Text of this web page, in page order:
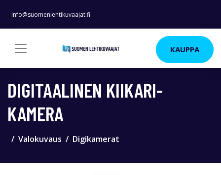
info@suomenlehtikuvaajat.fi
KAUPPA
DIGITAALINEN KIIKARI-
KAMERA
Valokuvaus Digikamerat